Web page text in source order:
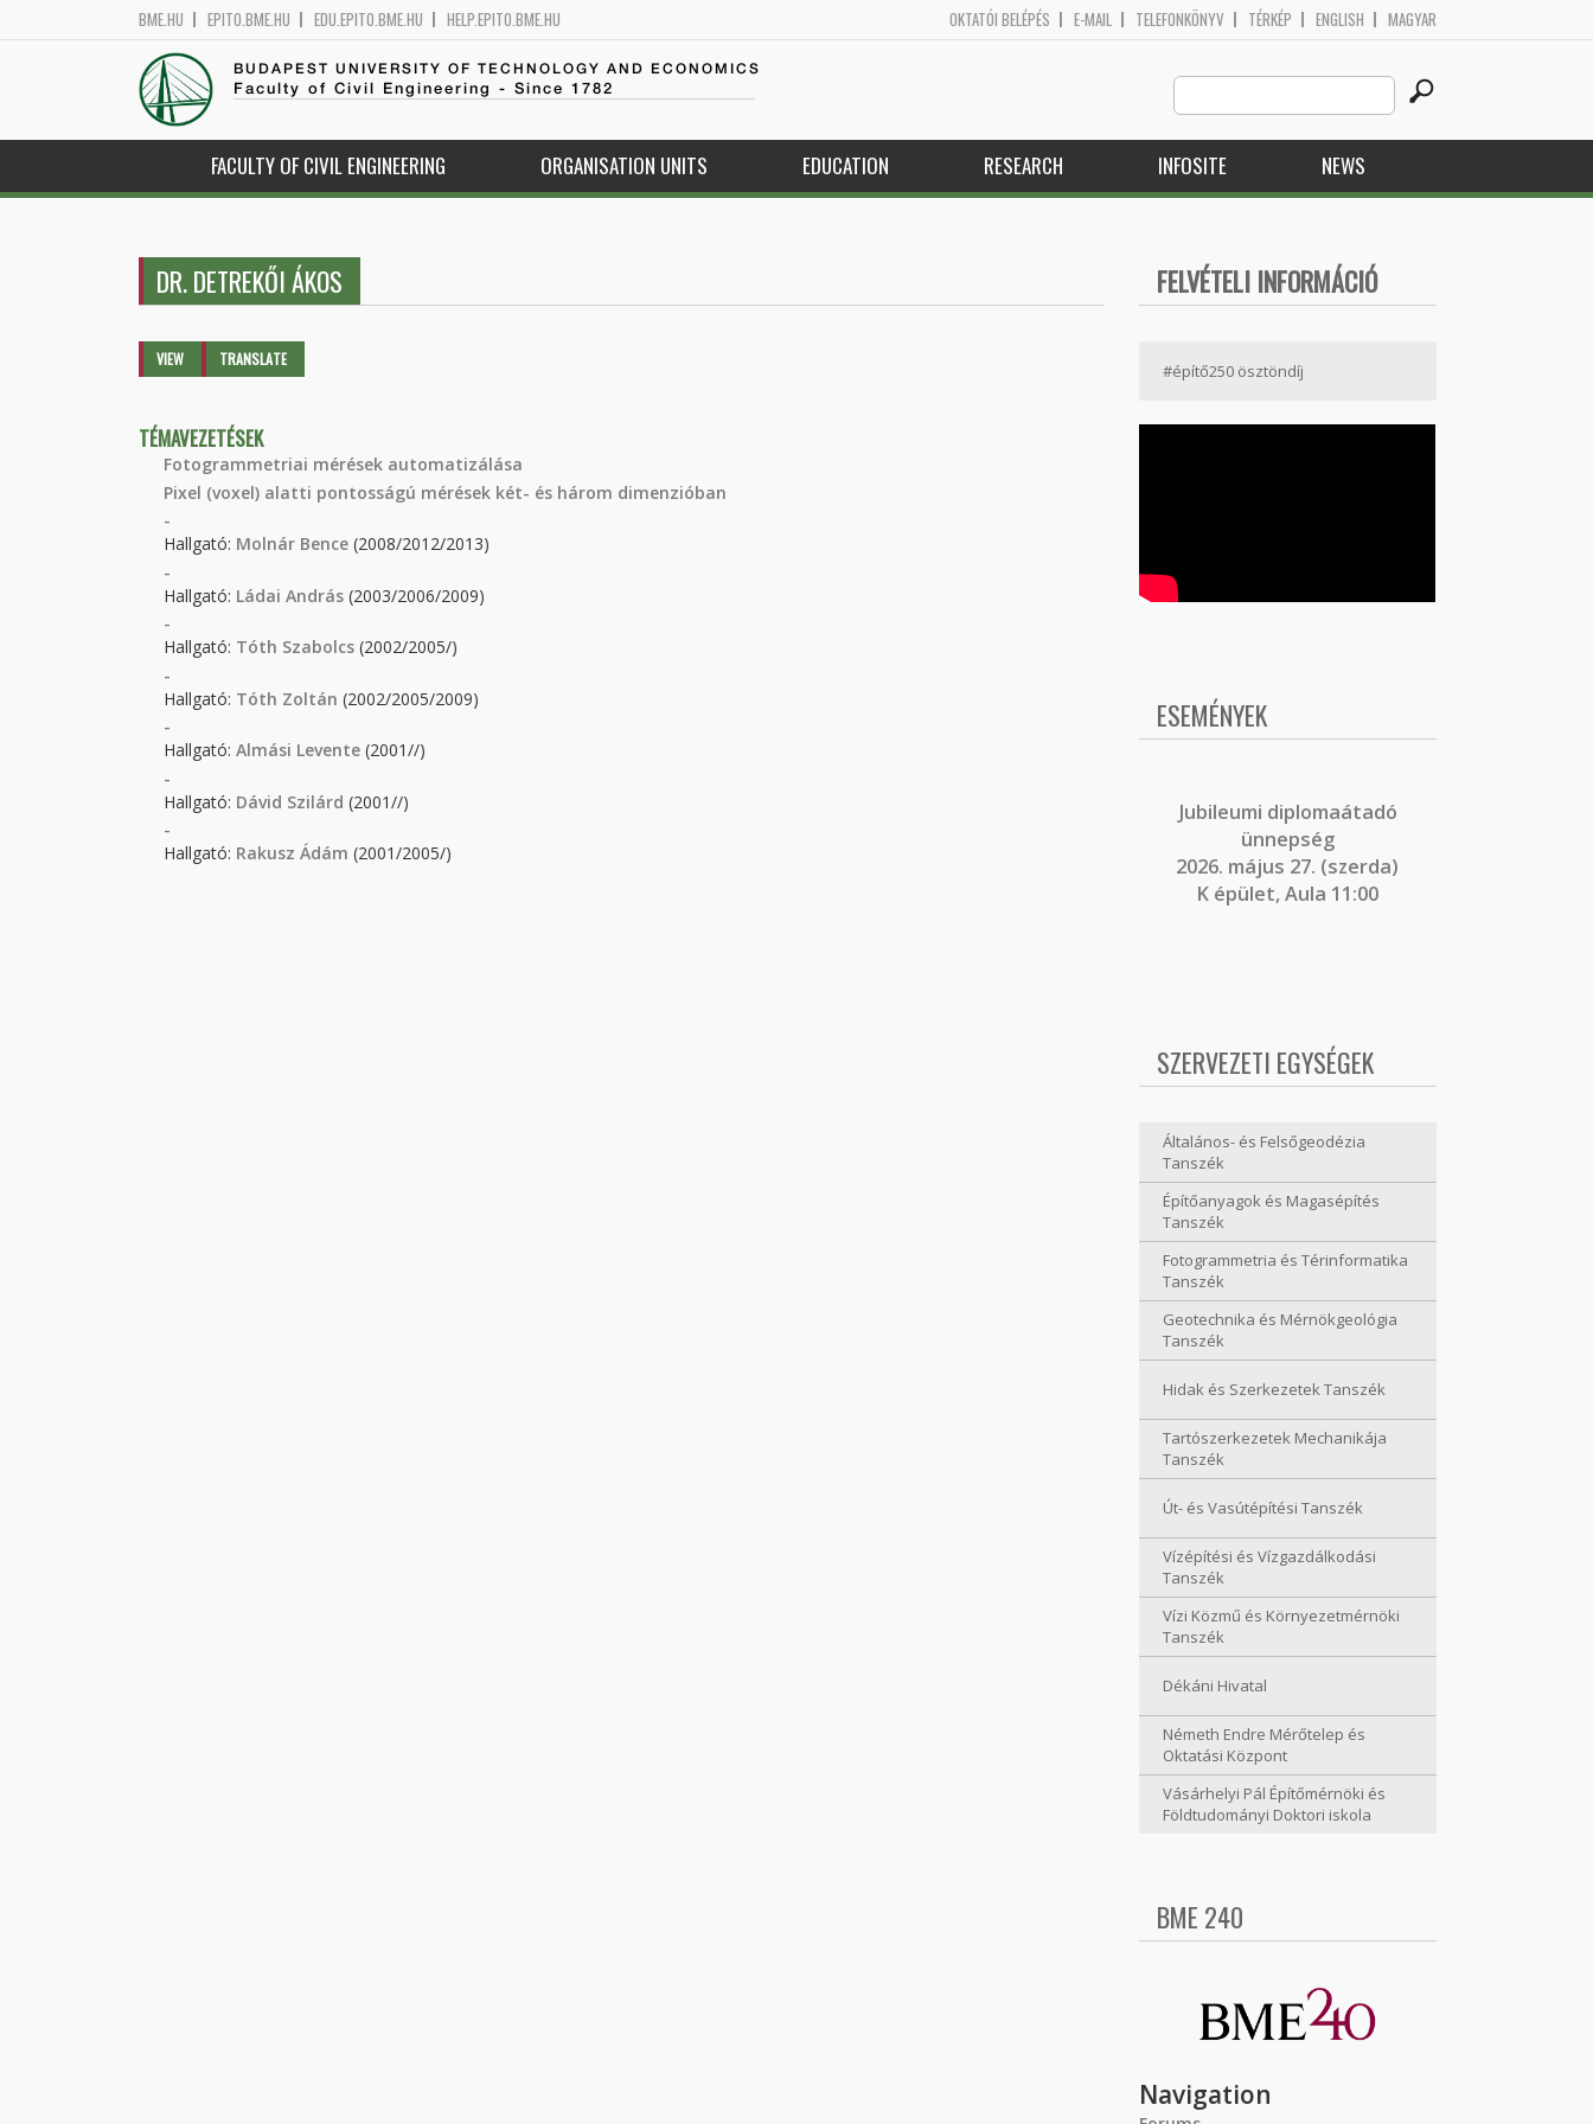
BME.HU EPITO.BME.HU EDU.EPITO.BME.HU HELP.EPITO.BME.HU OKTATÓI BELÉPÉS E-MAIL TELEFONKÖNYV TÉRKÉP ENGLISH MAGYAR
BUDAPEST UNIVERSITY OF TECHNOLOGY AND ECONOMICS
Faculty of Civil Engineering - Since 1782
Search
this
site
FACULTY OF CIVIL ENGINEERING ORGANISATION UNITS EDUCATION RESEARCH INFOSITE NEWS
DR. DETREKŐI ÁKOS
Primary tabs
VIEW (ACTIVETRANSLATE
TÉMAVEZETÉSEK
Fotogrammetriai mérések automatizálása
Pixel (voxel) alatti pontosságú mérések két- és három dimenzióban
-
Hallgató: Molnár Bence (2008/2012/2013)
-
Hallgató: Ládai András (2003/2006/2009)
-
Hallgató: Tóth Szabolcs (2002/2005/)
-
Hallgató: Tóth Zoltán (2002/2005/2009)
-
Hallgató: Almási Levente (2001//)
-
Hallgató: Dávid Szilárd (2001//)
-
Hallgató: Rakusz Ádám (2001/2005/)
FELVÉTELI INFORMÁCIÓ
#építő250 ösztöndíj
ESEMÉNYEK
Jubileumi diplomaátadó
ünnepség
2026. május 27. (szerda)
K épület, Aula 11:00
SZERVEZETI EGYSÉGEK
Általános- és Felsőgeodézia
Tanszék
Építőanyagok és Magasépítés
Tanszék
Fotogrammetria és Térinformatika
Tanszék
Geotechnika és Mérnökgeológia
Tanszék
Hidak és Szerkezetek Tanszék
Tartószerkezetek Mechanikája
Tanszék
Út- és Vasútépítési Tanszék
Vízépítési és Vízgazdálkodási
Tanszék
Vízi Közmű és Környezetmérnöki
Tanszék
Dékáni Hivatal
Németh Endre Mérőtelep és
Oktatási Központ
Vásárhelyi Pál Építőmérnöki és
Földtudományi Doktori iskola
BME 240
Navigation